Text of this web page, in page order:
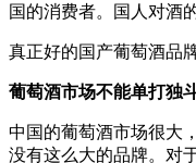
国的消费者。国人对酒
真正好的国产葡萄酒品
葡萄酒市场不能单打独
中国的葡萄酒市场很大
没有这么大的品牌。对